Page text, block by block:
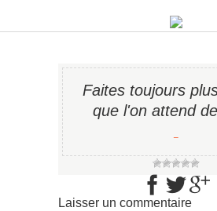
Faites toujours
que l'on attend
−
Laisser un commentaire